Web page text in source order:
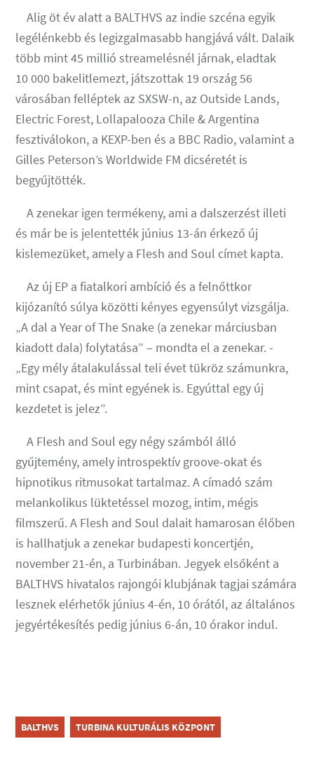
Alig öt év alatt a BALTHVS az indie szcéna egyik
legélénkebb és legizgalmasabb hangjává vált. Dalaik
több mint 45 millió streamelésnél járnak, eladtak
10 000 bakelitlemezt, játszottak 19 ország 56
városában felléptek az SXSW-n, az Outside Lands,
Electric Forest, Lollapalooza Chile & Argentina
fesztiválokon, a KEXP-ben és a BBC Radio, valamint a
Gilles Peterson’s Worldwide FM dicséretét is
begyűjtötték.
A zenekar igen termékeny, ami a dalszerzést illeti
és már be is jelentették június 13-án érkező új
kislemezüket, amely a Flesh and Soul címet kapta.
Az új EP a fiatalkori ambíció és a felnőttkor
kijózanító súlya közötti kényes egyensúlyt vizsgálja.
„A dal a Year of The Snake (a zenekar márciusban
kiadott dala) folytatása” – mondta el a zenekar. -
„Egy mély átalakulással teli évet tükröz számunkra,
mint csapat, és mint egyének is. Egyúttal egy új
kezdetet is jelez”.
A Flesh and Soul egy négy számból álló
gyűjtemény, amely introspektív groove-okat és
hipnotikus ritmusokat tartalmaz. A címadó szám
melankolikus lüktetéssel mozog, intim, mégis
filmszerű. A Flesh and Soul dalait hamarosan élőben
is hallhatjuk a zenekar budapesti koncertjén,
november 21-én, a Turbinában. Jegyek elsőként a
BALTHVS hivatalos rajongói klubjának tagjai számára
lesznek elérhetők június 4-én, 10 órától, az általános
jegyértékesítés pedig június 6-án, 10 órakor indul.
BALTHVS TURBINA KULTURÁLIS KÖZPONT